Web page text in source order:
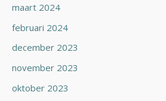
maart 2024
februari 2024
december 2023
november 2023
oktober 2023